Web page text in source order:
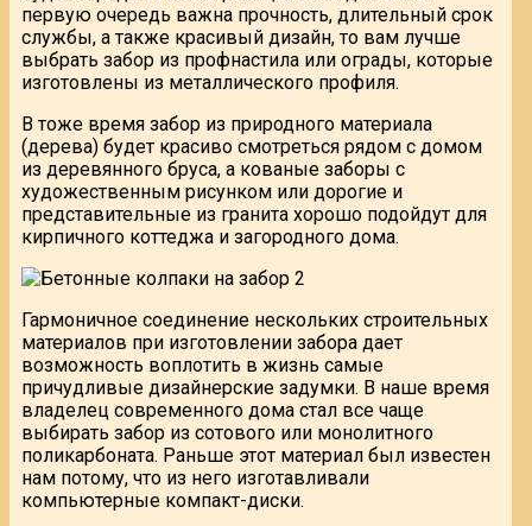
первую очередь важна прочность, длительный срок
службы, а также красивый дизайн, то вам лучше
выбрать забор из профнастила или ограды, которые
изготовлены из металлического профиля.
В тоже время забор из природного материала
(дерева) будет красиво смотреться рядом с домом
из деревянного бруса, а кованые заборы с
художественным рисунком или дорогие и
представительные из гранита хорошо подойдут для
кирпичного коттеджа и загородного дома.
Гармоничное соединение нескольких строительных
материалов при изготовлении забора дает
возможность воплотить в жизнь самые
причудливые дизайнерские задумки. В наше время
владелец современного дома стал все чаще
выбирать забор из сотового или монолитного
поликарбоната. Раньше этот материал был известен
нам потому, что из него изготавливали
компьютерные компакт-диски.